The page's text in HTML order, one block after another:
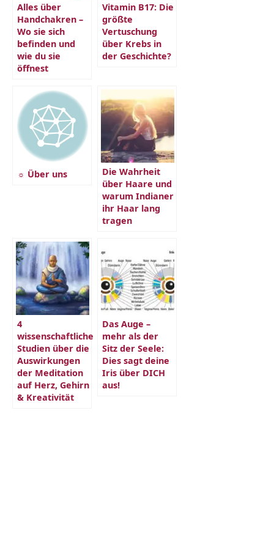
Alles über
Handchakren –
Wo sie sich
befinden und
wie du sie
öffnest
Vitamin B17: Die
größte
Vertuschung
über Krebs in
der Geschichte?
☼ Über uns
Die Wahrheit
über Haare und
warum Indianer
ihr Haar lang
tragen
4
wissenschaftliche
Studien über die
Auswirkungen
der Meditation
auf Herz, Gehirn
& Kreativität
Das Auge –
mehr als der
Sitz der Seele:
Dies sagt deine
Iris über DICH
aus!